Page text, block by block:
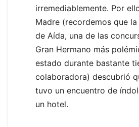
irremediablemente. Por
Madre (recordemos que
de Aída, una de las
Gran Hermano más
estado durante bastante
colaboradora) descubrió
tuvo un encuentro de
un hotel.